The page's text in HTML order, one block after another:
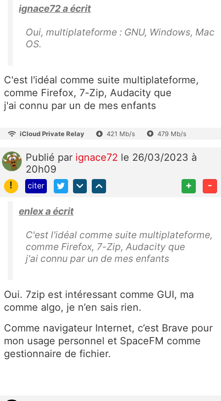
ignace72 a écrit
Oui, multiplateforme : GNU, Windows, Mac
OS.
C'est l'idéal comme suite multiplateforme,
comme Firefox, 7-Zip, Audacity que
j'ai connu par un de mes enfants
iCloud Private Relay 421 Mb/s 479 Mb/s
Publié par ignace72 le 26/03/2023 à
20h09
!
citer + -
enlex a écrit
C'est l'idéal comme suite multiplateforme,
comme Firefox, 7-Zip, Audacity que
j'ai connu par un de mes enfants
Oui. 7zip est intéressant comme GUI, ma
comme algo, je n’en sais rien.
Comme navigateur Internet, c’est Brave pour
mon usage personnel et SpaceFM comme
gestionnaire de fichier.